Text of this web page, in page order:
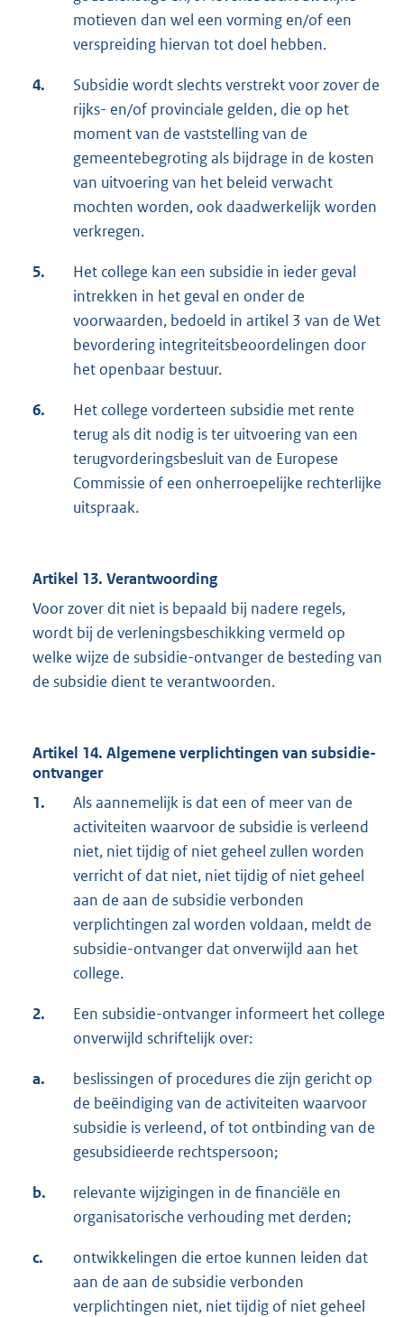
motieven dan wel een vorming en/of een
verspreiding hiervan tot doel hebben.
4.
Subsidie wordt slechts verstrekt voor zover de
rijks- en/of provinciale gelden, die op het
moment van de vaststelling van de
gemeentebegroting als bijdrage in de kosten
van uitvoering van het beleid verwacht
mochten worden, ook daadwerkelijk worden
verkregen.
5.
Het college kan een subsidie in ieder geval
intrekken in het geval en onder de
voorwaarden, bedoeld in artikel 3 van de Wet
bevordering integriteitsbeoordelingen door
het openbaar bestuur.
6.
Het college vorderteen subsidie met rente
terug als dit nodig is ter uitvoering van een
terugvorderingsbesluit van de Europese
Commissie of een onherroepelijke rechterlijke
uitspraak.
Artikel 13. Verantwoording
Voor zover dit niet is bepaald bij nadere regels,
wordt bij de verleningsbeschikking vermeld op
welke wijze de subsidie-ontvanger de besteding van
de subsidie dient te verantwoorden.
Artikel 14. Algemene verplichtingen van subsidie-
ontvanger
1.
Als aannemelijk is dat een of meer van de
activiteiten waarvoor de subsidie is verleend
niet, niet tijdig of niet geheel zullen worden
verricht of dat niet, niet tijdig of niet geheel
aan de aan de subsidie verbonden
verplichtingen zal worden voldaan, meldt de
subsidie-ontvanger dat onverwijld aan het
college.
2.
Een subsidie-ontvanger informeert het college
onverwijld schriftelijk over:
a.
beslissingen of procedures die zijn gericht op
de beëindiging van de activiteiten waarvoor
subsidie is verleend, of tot ontbinding van de
gesubsidieerde rechtspersoon;
b.
relevante wijzigingen in de financiële en
organisatorische verhouding met derden;
c.
ontwikkelingen die ertoe kunnen leiden dat
aan de aan de subsidie verbonden
verplichtingen niet, niet tijdig of niet geheel